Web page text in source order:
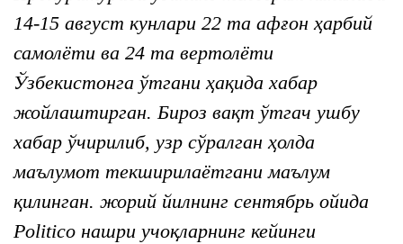
14-15 август кунлари 22 та афғон ҳарбий
самолёти ва 24 та вертолёти
Ўзбекистонга ўтгани ҳақида хабар
жойлаштирган. Бироз вақт ўтгач ушбу
хабар ўчирилиб, узр сўралган ҳолда
маълумот текширилаётгани маълум
қилинган. жорий йилнинг сентябрь ойида
Politico нашри учоқларнинг кейинги